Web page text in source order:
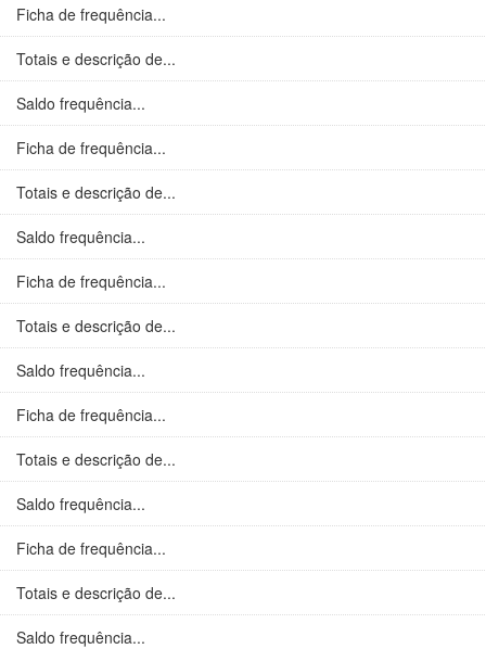
Ficha de frequência...
Totais e descrição de...
Saldo frequência...
Ficha de frequência...
Totais e descrição de...
Saldo frequência...
Ficha de frequência...
Totais e descrição de...
Saldo frequência...
Ficha de frequência...
Totais e descrição de...
Saldo frequência...
Ficha de frequência...
Totais e descrição de...
Saldo frequência...